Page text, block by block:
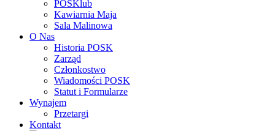
POSKlub
Kawiarnia Maja
Sala Malinowa
O Nas
Historia POSK
Zarząd
Członkostwo
Wiadomości POSK
Statut i Formularze
Wynajem
Przetargi
Kontakt